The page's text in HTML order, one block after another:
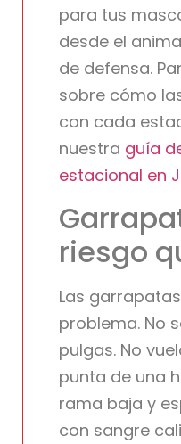
para tus
desde el
de defensa.
sobre cómo
con cada
nuestra guía
estacional en
riesgo
Las
problema. No
pulgas. No
punta de una
rama baja y
con sangre